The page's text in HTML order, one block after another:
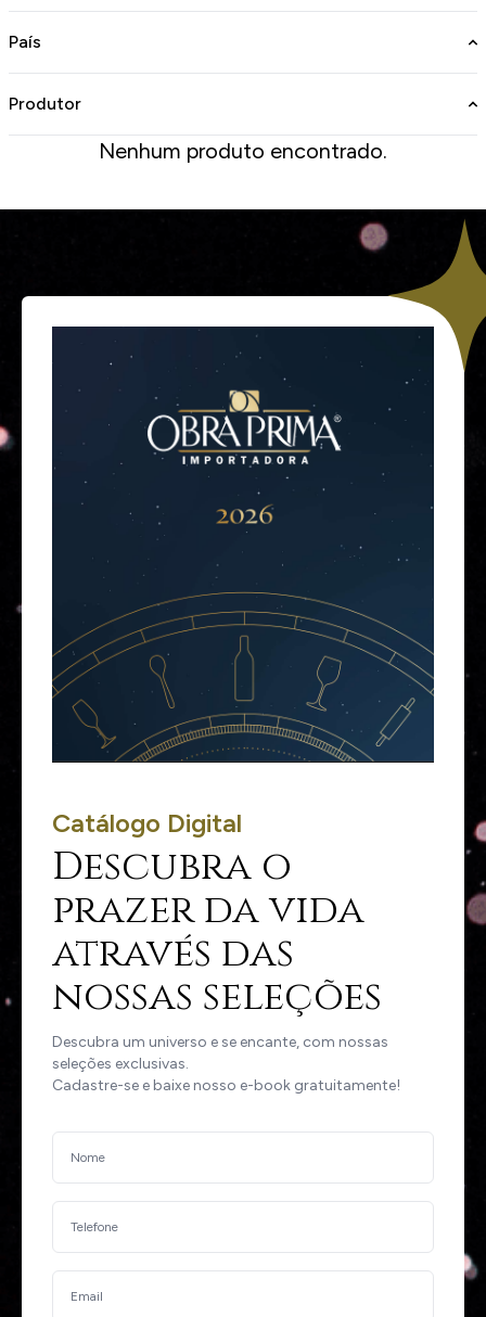
País
Produtor
Nenhum produto encontrado.
Catálogo Digital
Descubra o
prazer da vida
através das
nossas seleções
Descubra um universo e se encante, com nossas
seleções exclusivas.
Cadastre-se e baixe nosso e-book gratuitamente!